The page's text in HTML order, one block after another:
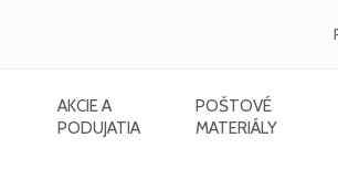
AKCIE A
PODUJATIA
POŠTOVÉ
MATERIÁLY